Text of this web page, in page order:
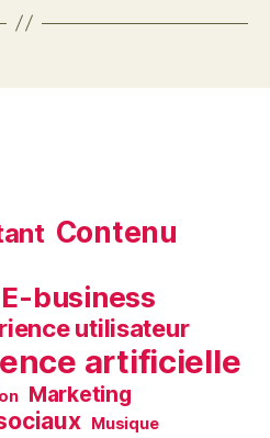
Contenu
business
utilisateur
artificielle
Marketing
Musique